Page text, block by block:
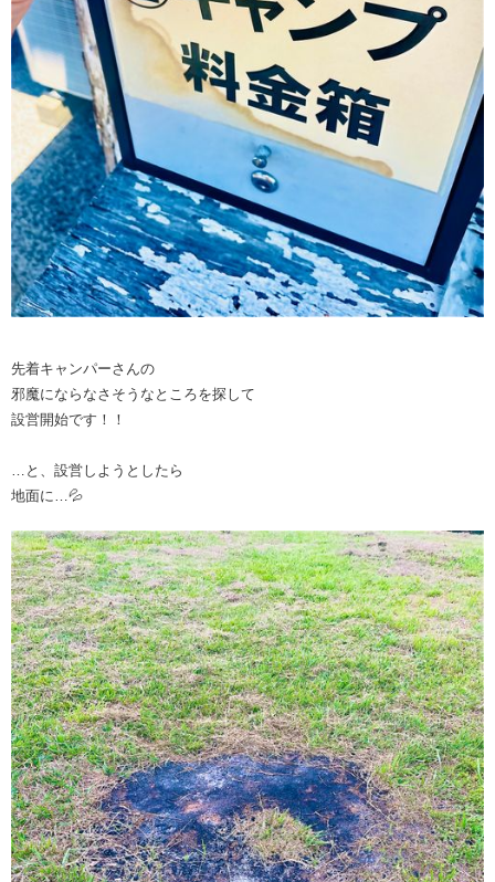
先着キャンパーさんの
邪魔にならなさそうなところを探して
設営開始です！！
…と、設営しようとしたら
地面に…💦